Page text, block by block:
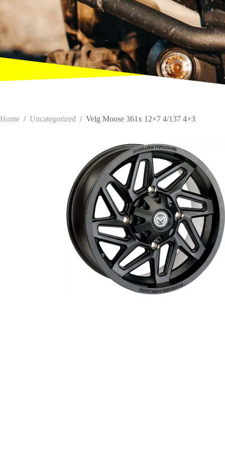
Home / Uncategorized / Velg Moose 361x 12×7 4/137 4+3